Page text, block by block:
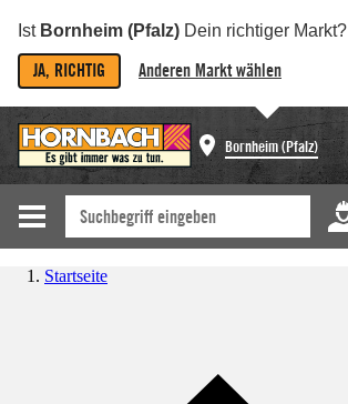
Ist Bornheim (Pfalz) Dein richtiger Markt?
JA, RICHTIG Anderen Markt wählen
Bornheim (Pfalz)
Startseite